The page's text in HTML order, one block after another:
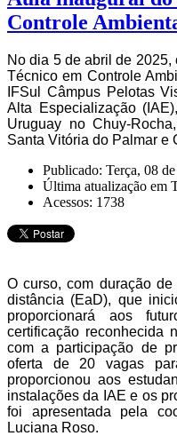
Controle
No dia 5 de abril de
Técnico em Controle
IFSul Câmpus Pelotas
Alta Especialização
Uruguay no Chuy-
Santa Vitória do Palmar e
Publicado: Terça, 08
Última atualização em
Acessos: 1738
O curso, com duração
distância (EaD), que
proporcionará aos
certificação reconhecida
com a participação de
oferta de 20 vagas
proporcionou aos
instalações da IAE e os
foi apresentada pela
Luciana Roso.